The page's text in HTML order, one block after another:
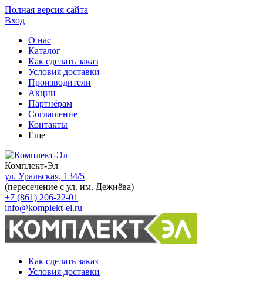
Полная версия сайта
Вход
О нас
Каталог
Как сделать заказ
Условия доставки
Производители
Акции
Партнёрам
Соглашение
Контакты
Еще
Комплект-Эл
ул. Уральская, 134/5
(пересечение с ул. им. Дежнёва)
+7 (861) 206-22-01
info@komplekt-el.ru
Как сделать заказ
Условия доставки